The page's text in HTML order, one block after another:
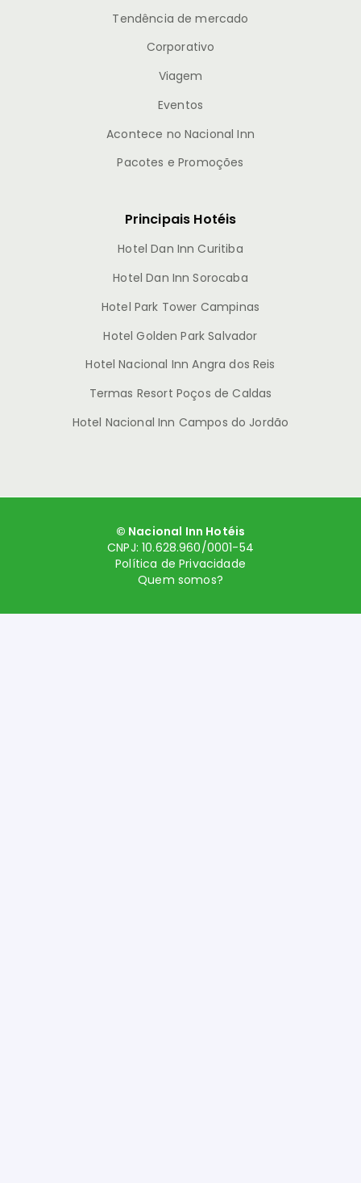
Tendência de mercado
Corporativo
Viagem
Eventos
Acontece no Nacional Inn
Pacotes e Promoções
Principais Hotéis
Hotel Dan Inn Curitiba
Hotel Dan Inn Sorocaba
Hotel Park Tower Campinas
Hotel Golden Park Salvador
Hotel Nacional Inn Angra dos Reis
Termas Resort Poços de Caldas
Hotel Nacional Inn Campos do Jordão
© Nacional Inn Hotéis
CNPJ: 10.628.960/0001-54
Política de Privacidade
Quem somos?